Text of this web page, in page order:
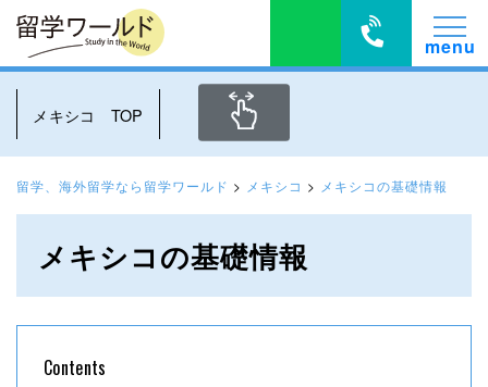
メキシコ TOP
留学、海外留学なら留学ワールド > メキシコ > メキシコの基礎情報
メキシコの基礎情報
Contents